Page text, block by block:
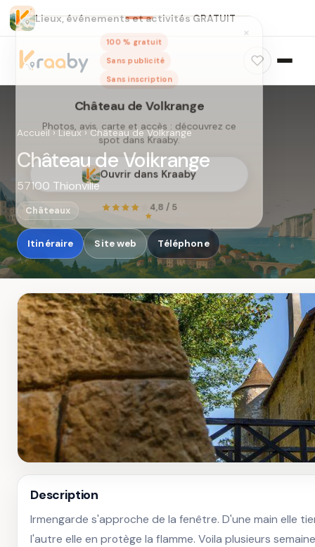
Lieux, événements et activités GRATUIT
×
100 % gratuit
Sans publicité
Château de Volkrange
Photos, avis, carte et accès : découvrez ce
Ouvrir dans Kraaby
4,8 / 5
Accueil›Lieux›Château de Volkrange
Château de Volkrange
57100 Thionville
Châteaux
Itinéraire Site web Téléphone
Description
Irmengarde s'approche de la fenêtre. D'une main elle
l'autre elle en protège la flamme. Voila plusieurs